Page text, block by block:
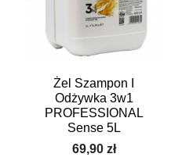
Żel Szampon I
Odżywka 3w1
PROFESSIONAL
Sense 5L
69,90 zł